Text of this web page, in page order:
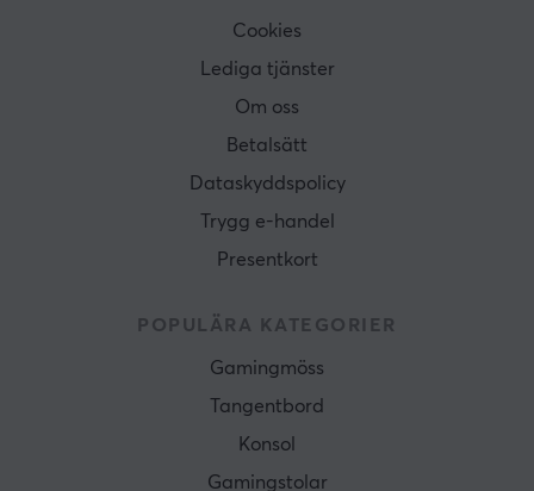
Cookies
Lediga tjänster
Om oss
Betalsätt
Dataskyddspolicy
Trygg e-handel
Presentkort
POPULÄRA KATEGORIER
Gamingmöss
Tangentbord
Konsol
Gamingstolar